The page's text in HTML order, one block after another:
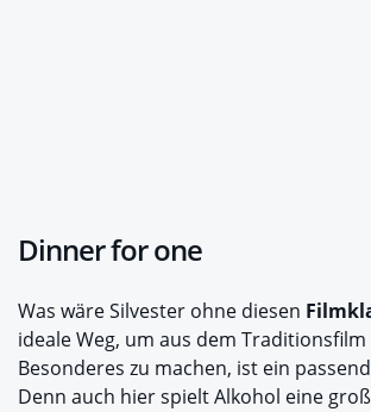
Dinner for one
Was wäre Silvester ohne diesen
ideale Weg, um aus dem Traditionsfilm
Besonderes zu machen, ist ein
Denn auch hier spielt Alkohol eine